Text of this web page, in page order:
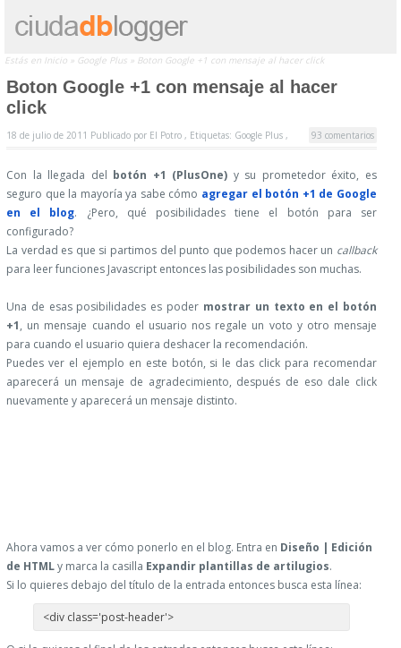
Estás en Inicio » Google Plus » Boton Google +1 con mensaje al hacer click
Boton Google +1 con mensaje al hacer
click
18 de julio de 2011 Publicado por El Potro , Etiquetas: Google Plus 93 comentarios
,
Con la llegada del botón +1 (PlusOne) y su prometedor éxito, es
seguro que la mayoría ya sabe cómo agregar el botón +1 de Google
en el blog. ¿Pero, qué posibilidades tiene el botón para ser
configurado?
La verdad es que si partimos del punto que podemos hacer un callback
para leer funciones Javascript entonces las posibilidades son muchas.
Una de esas posibilidades es poder mostrar un texto en el botón
+1, un mensaje cuando el usuario nos regale un voto y otro mensaje
para cuando el usuario quiera deshacer la recomendación.
Puedes ver el ejemplo en este botón, si le das click para recomendar
aparecerá un mensaje de agradecimiento, después de eso dale click
nuevamente y aparecerá un mensaje distinto.
Ahora vamos a ver cómo ponerlo en el blog. Entra en Diseño | Edición
de HTMLy marca la casilla Expandir plantillas de artilugios.
Si lo quieres debajo del título de la entrada entonces busca esta línea:
<div class='post-header'>